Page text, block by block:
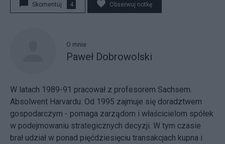
Skomentuj 4 Obserwuj notkę
O mnie
Paweł Dobrowolski
W latach 1989-91 pracował z profesorem Sachsem.
Absolwent Harvardu. Od 1995 zajmuje się doradztwem
gospodarczym - pomaga zarządom i właścicielom spółek
w podejmowaniu strategicznych decyzji. W tym czasie
brał udział w ponad pięćdziesięciu transakcjach kupna i